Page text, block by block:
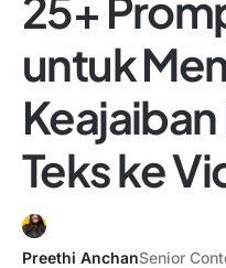
untuk
Teks ke
Preethi AnchanSenior